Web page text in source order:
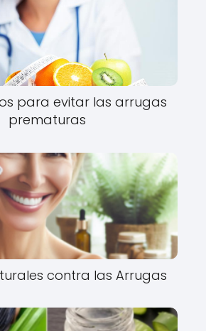
para evitar las arrugas
prematuras
contra las Arrugas